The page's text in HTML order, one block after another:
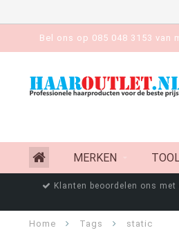
Bel ons op 085 048 3153 van
MERKEN
Klanten beoordelen ons met
Home Tags static